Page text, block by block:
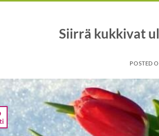
Siirrä kukkivat
POSTED